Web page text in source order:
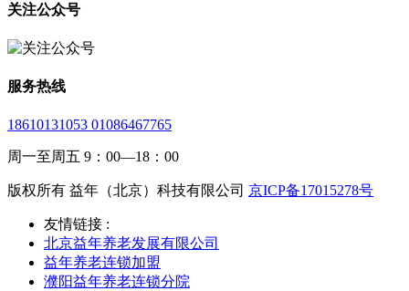
关注公众号
服务热线
18610131053 01086467765
周一至周五 9：00—18：00
版权所有 益年（北京）科技有限公司 京ICP备17015278号
友情链接 :
北京益年养老发展有限公司
益年养老连锁加盟
濮阳益年养老连锁分院